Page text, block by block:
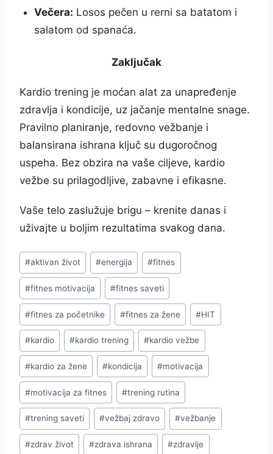
Večera: Losos pečen u rerni sa batatom i
salatom od spanaća.
Zaključak
Kardio trening je moćan alat za unapređenje
zdravlja i kondicije, uz jačanje mentalne snage.
Pravilno planiranje, redovno vežbanje i
balansirana ishrana ključ su dugoročnog
uspeha. Bez obzira na vaše ciljeve, kardio
vežbe su prilagodljive, zabavne i efikasne.
Vaše telo zaslužuje brigu – krenite danas i
uživajte u boljim rezultatima svakog dana.
Post
Tags:
#aktivan život #energija #fitnes
#fitnes motivacija #fitnes saveti
#fitnes za početnike #fitnes za žene #HIT
#kardio #kardio trening #kardio vežbe
#kardio za žene #kondicija #motivacija
#motivacija za fitnes #trening rutina
#trening saveti #vežbaj zdravo #vežbanje
#zdrav život #zdrava ishrana #zdravlje